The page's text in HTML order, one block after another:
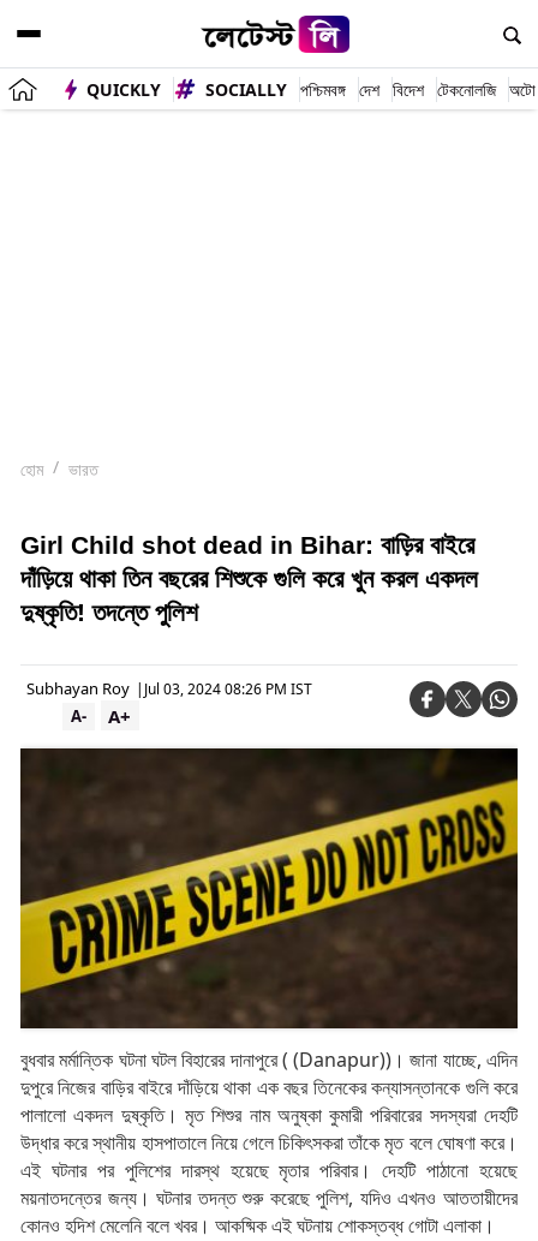
QUICKLY SOCIALLY পশ্চিমবঙ্গ দেশ বিদেশ টেকনোলজি অটো
হোম ভারত
Girl Child shot dead in Bihar: বাড়ির বাইরে
দাঁড়িয়ে থাকা তিন বছরের শিশুকে গুলি করে খুন করল একদল
দুষ্কৃতি! তদন্তে পুলিশ
Subhayan Roy | Jul 03, 2024 08:26 PM IST
A+
A-
বুধবার মর্মান্তিক ঘটনা ঘটল বিহারের দানাপুরে ( (Danapur))। জানা যাচ্ছে, এদিন
দুপুরে নিজের বাড়ির বাইরে দাঁড়িয়ে থাকা এক বছর তিনেকের কন্যাসন্তানকে গুলি করে
পালালো একদল দুষ্কৃতি। মৃত শিশুর নাম অনুষ্কা কুমারী পরিবারের সদস্যরা দেহটি
উদ্ধার করে স্থানীয় হাসপাতালে নিয়ে গেলে চিকিৎসকরা তাঁকে মৃত বলে ঘোষণা করে।
এই ঘটনার পর পুলিশের দারস্থ হয়েছে মৃতার পরিবার। দেহটি পাঠানো হয়েছে
ময়নাতদন্তের জন্য। ঘটনার তদন্ত শুরু করেছে পুলিশ, যদিও এখনও আততায়ীদের
কোনও হদিশ মেলেনি বলে খবর। আকষ্মিক এই ঘটনায় শোকস্তব্ধ গোটা এলাকা।